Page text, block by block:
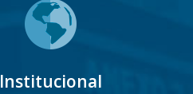
Institucional